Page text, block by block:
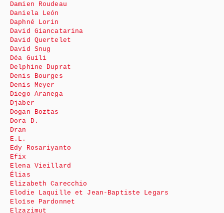
Damien Roudeau
Daniela León
Daphné Lorin
David Giancatarina
David Quertelet
David Snug
Déa Guili
Delphine Duprat
Denis Bourges
Denis Meyer
Diego Aranega
Djaber
Dogan Boztas
Dora D.
Dran
E.L.
Edy Rosariyanto
Efix
Elena Vieillard
Élias
Elizabeth Carecchio
Elodie Laquille et Jean-Baptiste Legars
Eloïse Pardonnet
Elzazimut